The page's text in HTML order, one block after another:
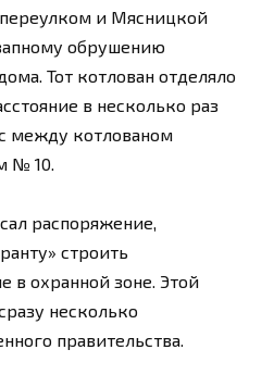
и Мясницкой
обрушению
Тот котлован отделяло
в несколько раз
между котлованом
№ 10.
распоряжение,
строить
в охранной зоне. Этой
несколько
правительства.